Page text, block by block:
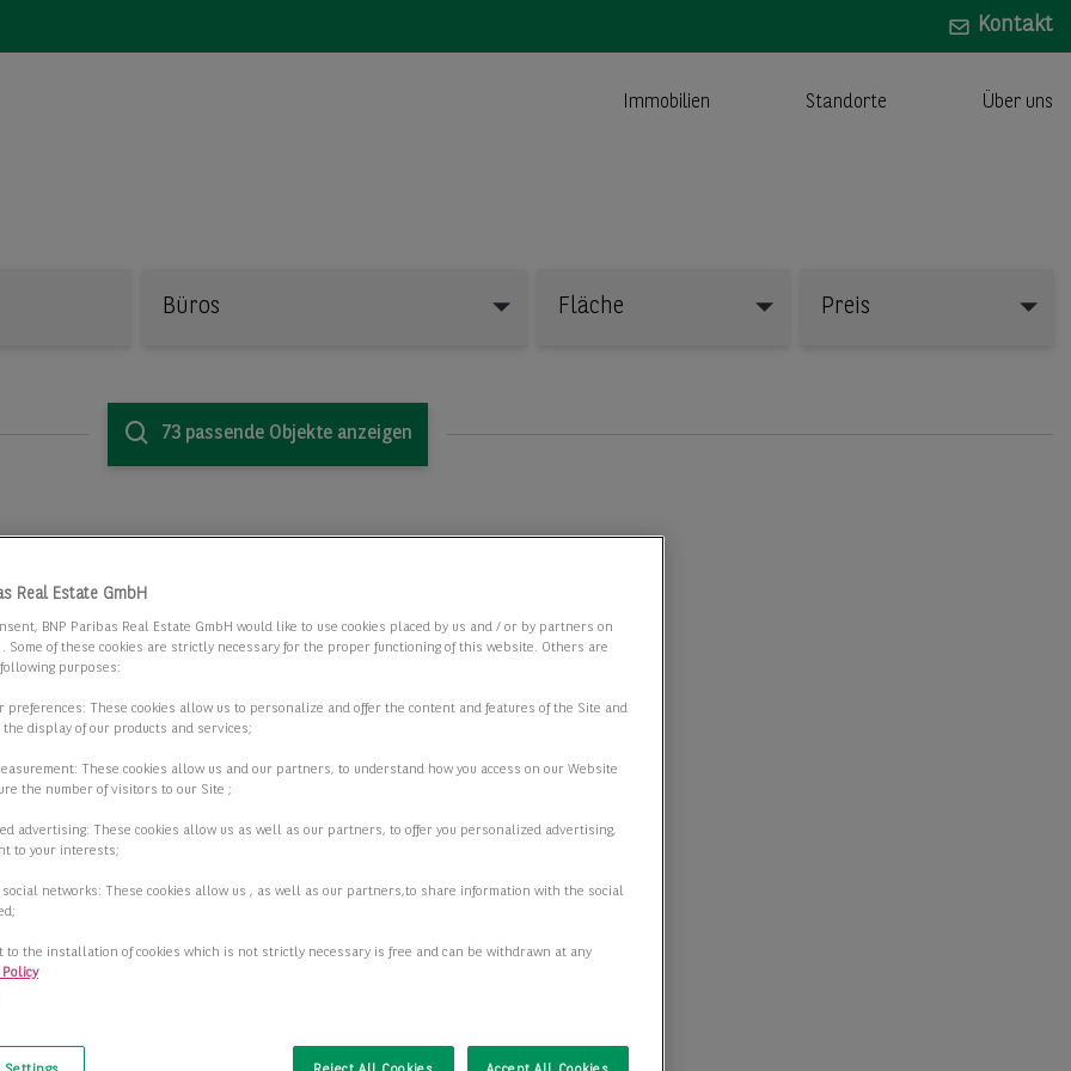
Kontakt
Immobilien Standorte Über uns
Büros Fläche Preis
73 passende Objekte anzeigen
ab 20EUR/m² kalt – hochwertige
in der Hafen City, stark
Details anzeigen
Real Estate GmbH
BNP Paribas Real Estate GmbH would like to use cookies placed by us and / or by partners on
Some of these cookies are strictly necessary for the proper functioning of this website. Others are
purposes:
preferences: These cookies allow us to personalize and offer the content and features of the Site and
display of our products and services;
These cookies allow us and our partners, to understand how you access on our Website
the number of visitors to our Site ;
advertising: These cookies allow us as well as our partners, to offer you personalized advertising,
to your interests;
networks: These cookies allow us , as well as our partners,to share information with the social
to the installation of cookies which is not strictly necessary is free and can be withdrawn at any
Policy